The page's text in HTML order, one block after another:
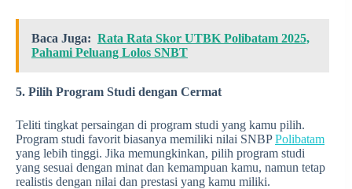
Baca Juga: Rata Rata Skor UTBK Polibatam 2025,
Pahami Peluang Lolos SNBT
5. Pilih Program Studi dengan Cermat
Teliti tingkat persaingan di program studi yang kamu pilih.
Program studi favorit biasanya memiliki nilai SNBPPolibatam
yang lebih tinggi. Jika memungkinkan, pilih program studi
yang sesuai dengan minat dan kemampuan kamu, namun tetap
realistis dengan nilai dan prestasi yang kamu miliki.